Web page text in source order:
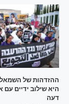
ההזדהות של
היא שילוב ידיים עם
דעה